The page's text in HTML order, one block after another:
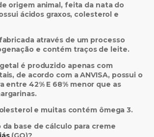
origem animal, feita da nata do
ácidos graxos, colesterol e
através de um processo
e contém traços de leite.
é produzid o apenas com
de acordo com a ANVISA, possui o
entre 42% E 68%menor que as
e muitas contém ômega 3.
da base de cálculo para creme